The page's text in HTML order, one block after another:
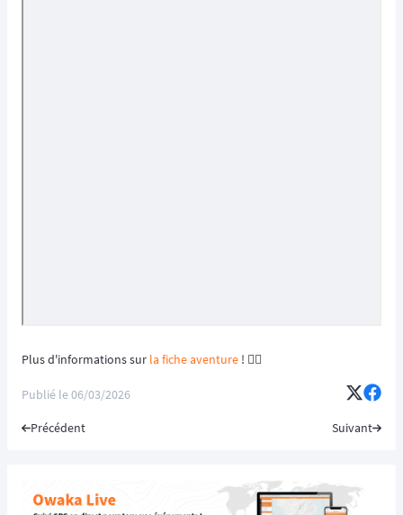
Plus d'informations sur la fiche aventure ! 👈🏻
Publié le06/03/2026
Précédent Suivant